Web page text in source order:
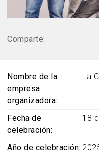
Comparte:
Nombre de la
empresa
organizadora
La
Fecha de
celebración
18
Año de celebración